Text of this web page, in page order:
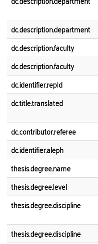
dc.description.department
dc.description.faculty
dc.description.faculty
dc.identifier.repId
dc.title.translated
dc.contributor.referee
dc.identifier.aleph
thesis.degree.name
thesis.degree.level
thesis.degree.discipline
thesis.degree.discipline